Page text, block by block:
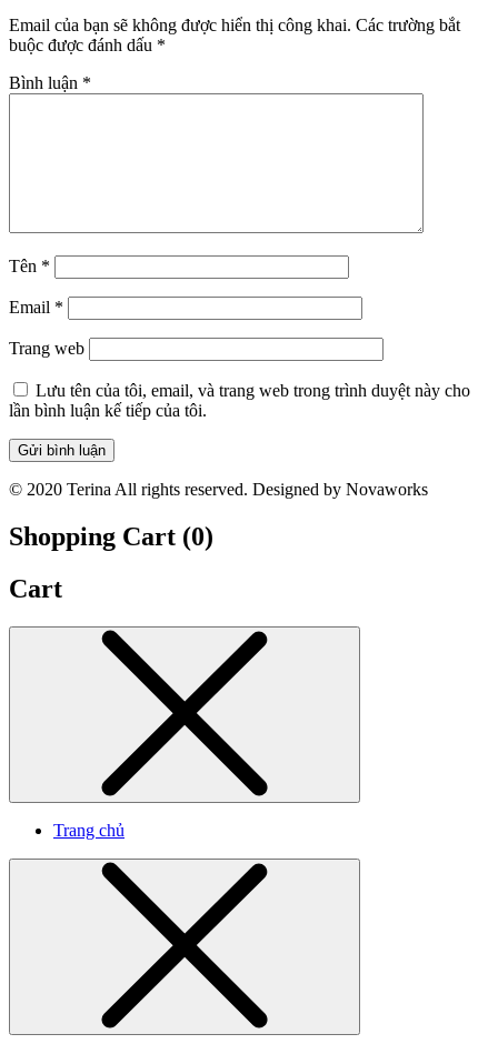
Email của bạn sẽ không được hiển thị công khai. Các trường bắt
buộc được đánh dấu *
Bình luận *
Tên *
Email *
Trang web
Lưu tên của tôi, email, và trang web trong trình duyệt này cho
lần bình luận kế tiếp của tôi.
© 2020 Terina All rights reserved. Designed by Novaworks
Shopping Cart (0)
Cart
Trang chủ